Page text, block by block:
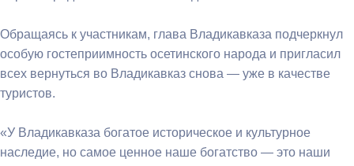
Обращаясь к участникам, глава Владикавказа подчеркнул
особую гостеприимность осетинского народа и пригласил
всех вернуться во Владикавказ снова — уже в качестве
туристов.
«У Владикавказа богатое историческое и культурное
наследие, но самое ценное наше богатство — это наши